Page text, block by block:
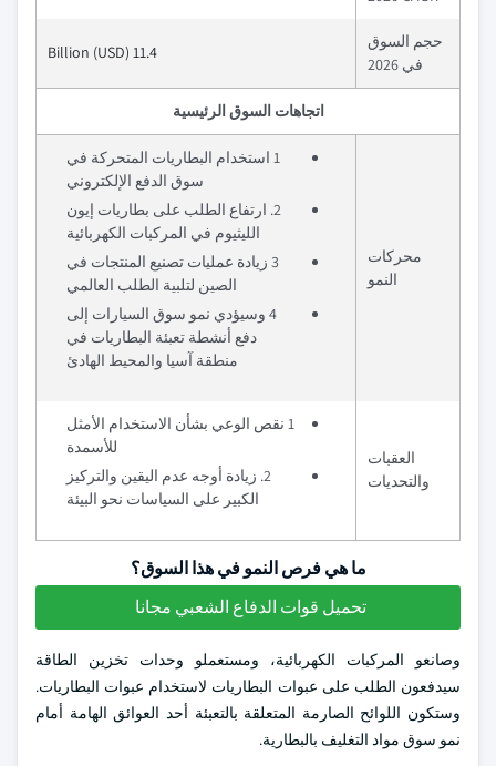
حجم السوق
في 2026
11.4 Billion (USD)
اتجاهات السوق الرئيسية
محركات
النمو
1 استخدام البطاريات المتحركة في
سوق الدفع الإلكتروني
2. ارتفاع الطلب على بطاريات إيون
الليثيوم في المركبات الكهربائية
3 زيادة عمليات تصنيع المنتجات في
الصين لتلبية الطلب العالمي
4 وسيؤدي نمو سوق السيارات إلى
دفع أنشطة تعبئة البطاريات في
منطقة آسيا والمحيط الهادئ
العقبات
والتحديات
1 نقص الوعي بشأن الاستخدام الأمثل
للأسمدة
2. زيادة أوجه عدم اليقين والتركيز
الكبير على السياسات نحو البيئة
ما هي فرص النمو في هذا السوق؟
تحميل قوات الدفاع الشعبي مجانا
وصانعو المركبات الكهربائية، ومستعملو وحدات تخزين الطاقة
سيدفعون الطلب على عبوات البطاريات لاستخدام عبوات البطاريات.
وستكون اللوائح الصارمة المتعلقة بالتعبئة أحد العوائق الهامة أمام
نمو سوق مواد التغليف بالبطارية.